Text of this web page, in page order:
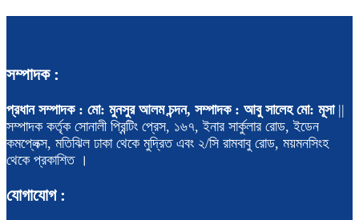
সম্পাদক :
প্রধান সম্পাদক : মো: মুনসুর আলম চন্দন, সম্পাদক : আবু সালেহ মো: মূসা||
সম্পাদক কর্তৃক সোনালী প্রিন্টিং প্রেস, ১৬৭, ইনার সার্কুলার রোড, ইডেন
কমপ্লেক্স, মতিঝিল ঢাকা থেকে মুদ্রিত এবং ২/সি রামবাবু রোড, ময়মনসিংহ
থেকে প্রকাশিত ।
যোগাযোগ :